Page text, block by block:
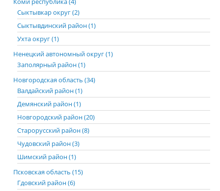
Сыктывкар округ (2)
Сыктывдинский район (1)
Ухта округ (1)
Ненецкий автономный округ (1)
Заполярный район (1)
Новгородская область (34)
Валдайский район (1)
Демянский район (1)
Новгородский район (20)
Старорусский район (8)
Чудовский район (3)
Шимский район (1)
Псковская область (15)
Гдовский район (6)